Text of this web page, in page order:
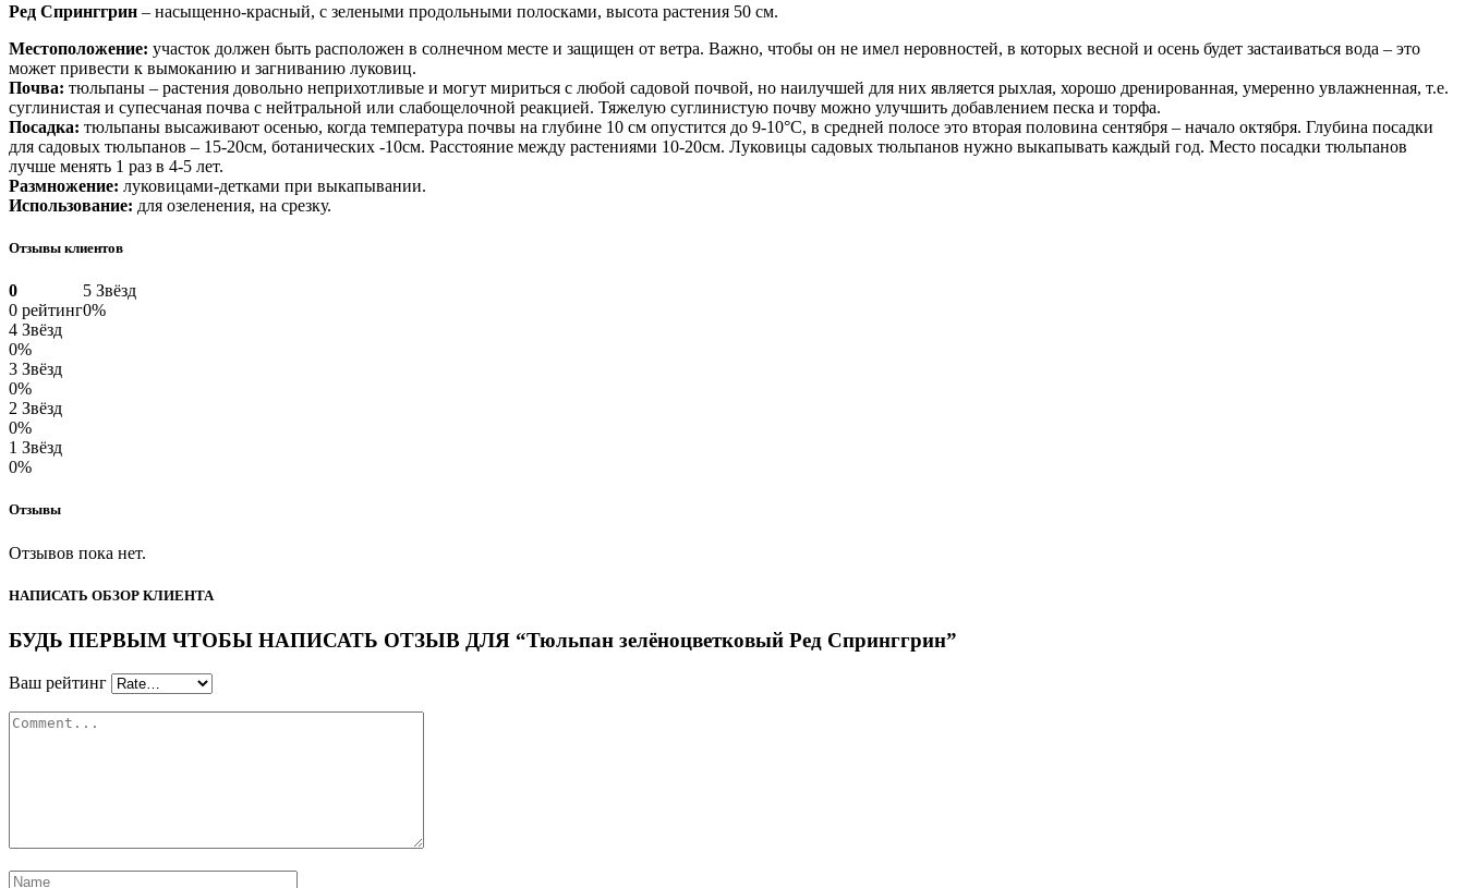
Ред Спринггрин – насыщенно-красный, с зелеными продольными полосками, высота растения 50 см.
Местоположение: участок должен быть расположен в солнечном месте и защищен от ветра. Важно, чтобы он не имел неровностей, в которых весной и осень будет застаиваться вода – это
может привести к вымоканию и загниванию луковиц.
Почва: тюльпаны – растения довольно неприхотливые и могут мириться с любой садовой почвой, но наилучшей для них является рыхлая, хорошо дренированная, умеренно увлажненная, т.е.
суглинистая и супесчаная почва с нейтральной или слабощелочной реакцией. Тяжелую суглинистую почву можно улучшить добавлением песка и торфа.
Посадка: тюльпаны высаживают осенью, когда температура почвы на глубине 10 см опустится до 9-10°С, в средней полосе это вторая половина сентября – начало октября. Глубина посадки
для садовых тюльпанов – 15-20см, ботанических -10см. Расстояние между растениями 10-20см. Луковицы садовых тюльпанов нужно выкапывать каждый год. Место посадки тюльпанов
лучше менять 1 раз в 4-5 лет.
Размножение: луковицами-детками при выкапывании.
Использование: для озеленения, на срезку.
Отзывы клиентов
0
0 рейтинг
5 Звёзд
0%
4 Звёзд
0%
3 Звёзд
0%
2 Звёзд
0%
1 Звёзд
0%
Отзывы
Отзывов пока нет.
НАПИСАТЬ ОБЗОР КЛИЕНТА
БУДЬ ПЕРВЫМ ЧТОБЫ НАПИСАТЬ ОТЗЫВ ДЛЯ “Тюльпан зелёноцветковый Ред Спринггрин”
Ваш рейтинг